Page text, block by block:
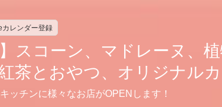
カレンダー登録
スコーン、マドレーヌ、
茶とおやつ、オリジナル
ッチンに様々なお店がOPENします！